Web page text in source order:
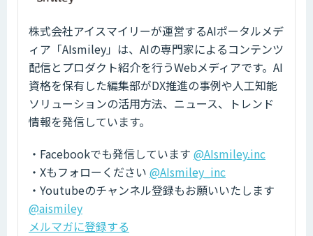
株式会社アイスマイリーが運営するAIポータルメデ
ィア「AIsmiley」は、AIの専門家によるコンテンツ
配信とプロダクト紹介を行うWebメディアです。AI
資格を保有した編集部がDX推進の事例や人工知能
ソリューションの活用方法、ニュース、トレンド
情報を発信しています。
・Facebookでも発信しています @AIsmiley.inc
・Xもフォローください @AIsmiley_inc
・Youtubeのチャンネル登録もお願いいたします
@aismiley
メルマガに登録する